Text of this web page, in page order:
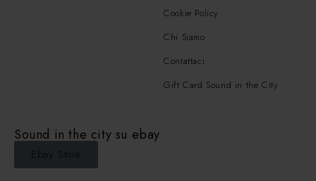
Cookie Policy
Chi Siamo
Contattaci
Gift Card Sound in the City
Sound in the city su ebay
Ebay Store